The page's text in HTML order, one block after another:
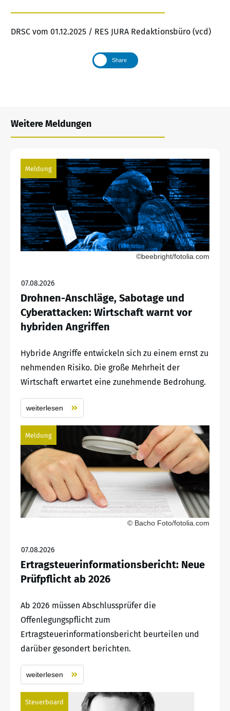
DRSC vom 01.12.2025 / RES JURA Redaktionsbüro (vcd)
Share
Weitere Meldungen
Meldung
©beebright/fotolia.com
07.08.2026
Drohnen-Anschläge, Sabotage und
Cyberattacken: Wirtschaft warnt vor
hybriden Angriffen
Hybride Angriffe entwickeln sich zu einem ernst zu
nehmenden Risiko. Die große Mehrheit der
Wirtschaft erwartet eine zunehmende Bedrohung.
weiterlesen
Meldung
© Bacho Foto/fotolia.com
07.08.2026
Ertragsteuerinformationsbericht: Neue
Prüfpflicht ab 2026
Ab 2026 müssen Abschlussprüfer die
Offenlegungspflicht zum
Ertragsteuerinformationsbericht beurteilen und
darüber gesondert berichten.
weiterlesen
Steuerboard